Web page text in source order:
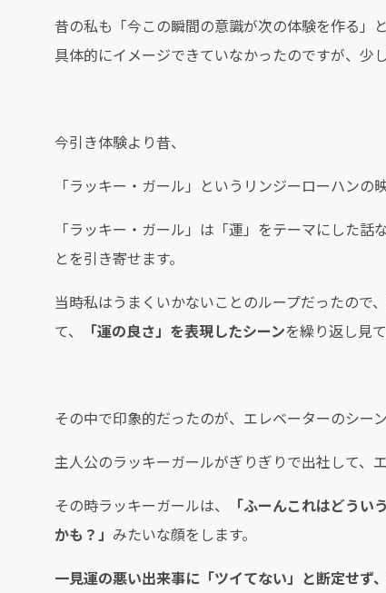
昔の私も「今この瞬間の意識が次の体験を作る」
具体的にイメージできていなかったのですが、少
今引き体験より昔、
「ラッキー・ガール」というリンジーローハンの
「ラッキー・ガール」は「運」をテーマにした
とを引き寄せます。
当時私はうまくいかないことのループだったので
て、
「運の良さ」を表現したシーンを繰り返し見
その中で印象的だったのが、エレベーターのシーン
主人公のラッキーガールがぎりぎりで出社して、
その時ラッキーガールは、
「ふーんこれはどう
かも？」 みたいな顔をします。
一見運の悪い出来事に「ツイてない」と断定せず